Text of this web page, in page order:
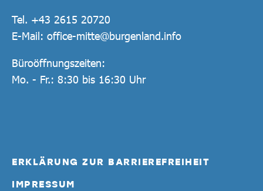
Tel. +43 2615 20720
E-Mail: office-mitte@burgenland.info
Büroöffnungszeiten:
Mo. - Fr.: 8:30 bis 16:30 Uhr
ERKLÄRUNG ZUR BARRIEREFREIHEIT
IMPRESSUM